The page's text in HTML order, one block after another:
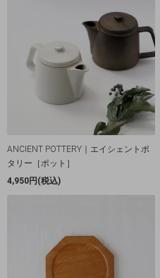
ANCIENT POTTERY｜エイシェントポ
タリー［ポット］
4,950円(税込)